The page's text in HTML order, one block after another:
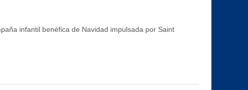
infantil benéfica de Navidad impulsada por Saint